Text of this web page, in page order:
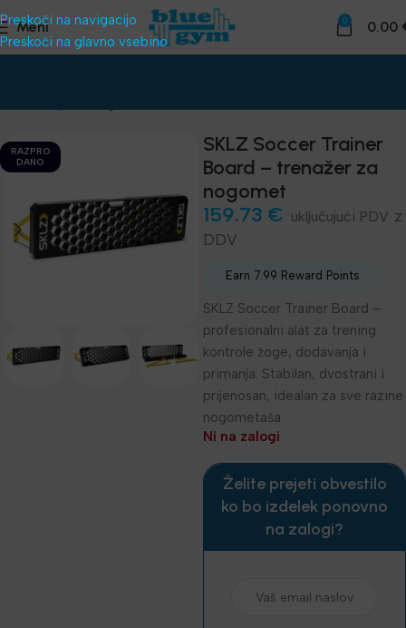
Preskoči na navigacijo
Preskoči na glavno vsebino
Meni 0 0.00
RAZPRO
DANO
SKLZ Soccer Trainer
Board – trenažer za
nogomet
159.73 €
z
DDV
Earn 7.99 Reward Points
SKLZ Soccer Trainer Board –
profesionalni alat za trening
kontrole žoge, dodavanja i
primanja. Stabilan, dvostrani i
prijenosan, idealan za sve razine
nogometaša.
Ni na zalogi
Želite prejeti obvestilo
ko bo izdelek ponovno
na zalogi?